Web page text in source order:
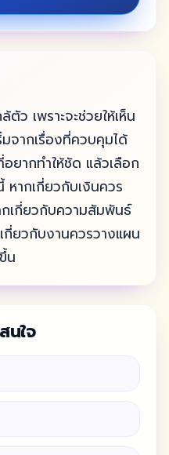
ตัว เพราะจะช่วยให้เห็น
จากเรื่องที่ควบคุมได้
ากทำให้ชัด แล้วเลือก
หากเกี่ยวกับเงินควร
กเกี่ยวกับความสัมพันธ์
กี่ยวกับงานควรวางแผน
น
นใจ